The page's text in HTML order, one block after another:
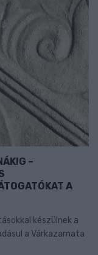
–
A
készülnek a
a Várkazamata